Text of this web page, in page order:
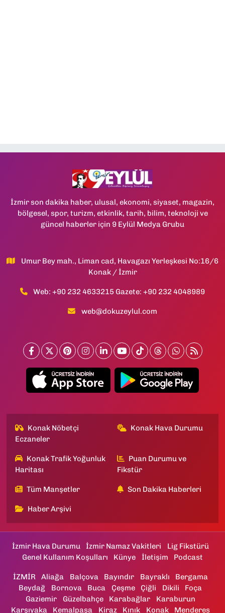
İzmir son dakika haber, ulusal, ekonomi, siyaset, magazin,
bölgesel, spor, turizm, etkinlik, tarih, bilim, teknoloji ve
güncel haberler için 9 Eylül Medya Grubu
Umur Bey mah., Liman cad, Havagazı Yerleşkesi No:16/6
Konak / İzmir
Web: +90 232 4633215 Gazete: +90 232 4048989
web@dokuzeylul.com
Konak Nöbetçi
Eczaneler
Konak Hava Durumu
Konak Trafik Yoğunluk
Haritası
Puan Durumu ve
Fikstür
Tüm Manşetler Son Dakika Haberleri
Haber Arşivi
İzmir Hava Durumu İzmir Namaz Vakitleri
Lig Fikstürü
Genel Kullanım Koşulları
Künye İletişim Podcast
İZMİR Aliağa Balçova Bayındır Bayraklı
Bergama
Beydağ
Bornova Buca Çeşme Çiğli Dikili
Foça
Gaziemir
Güzelbahçe Karabağlar
Karaburun
Karşıyaka
Kemalpaşa Kiraz Kınık Konak Menderes